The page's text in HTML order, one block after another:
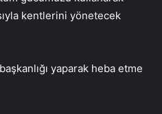
kentlerini yönetecek
yaparak heba etme